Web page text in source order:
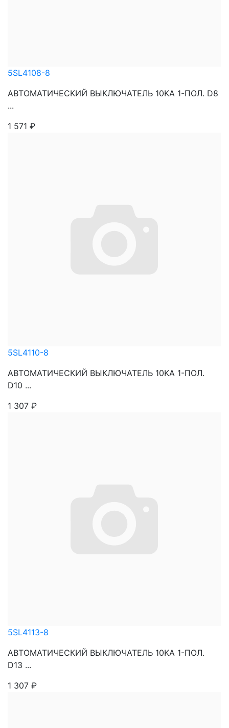
5SL4108-8
АВТОМАТИЧЕСКИЙ ВЫКЛЮЧАТЕЛЬ 10KA 1-ПОЛ. D8
...
1 571 ₽
5SL4110-8
АВТОМАТИЧЕСКИЙ ВЫКЛЮЧАТЕЛЬ 10KA 1-ПОЛ.
D10 ...
1 307 ₽
5SL4113-8
АВТОМАТИЧЕСКИЙ ВЫКЛЮЧАТЕЛЬ 10KA 1-ПОЛ.
D13 ...
1 307 ₽